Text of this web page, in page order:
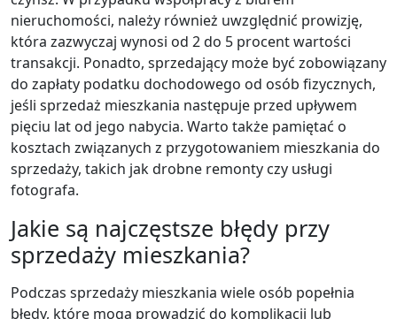
nieruchomości, należy również uwzględnić prowizję,
która zazwyczaj wynosi od 2 do 5 procent wartości
transakcji. Ponadto, sprzedający może być zobowiązany
do zapłaty podatku dochodowego od osób fizycznych,
jeśli sprzedaż mieszkania następuje przed upływem
pięciu lat od jego nabycia. Warto także pamiętać o
kosztach związanych z przygotowaniem mieszkania do
sprzedaży, takich jak drobne remonty czy usługi
fotografa.
Jakie są najczęstsze błędy przy
sprzedaży mieszkania?
Podczas sprzedaży mieszkania wiele osób popełnia
błędy, które mogą prowadzić do komplikacji lub